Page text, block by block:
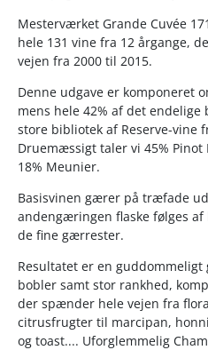
Mesterværket Grande Cuvée
hele 131 vine fra 12 årgange,
vejen fra 2000 til 2015.
Denne udgave er komponeret
mens hele 42% af det
store bibliotek af Reserve-vine
Druemæssigt taler vi 45% Pinot
18% Meunier.
Basisvinen gærer på træfade
andengæringen flaske følges
de fine gærrester.
Resultatet er en
bobler samt stor rankhed,
der spænder hele vejen fra
citrusfrugter til marcipan,
og toast.... Uforglemmelig